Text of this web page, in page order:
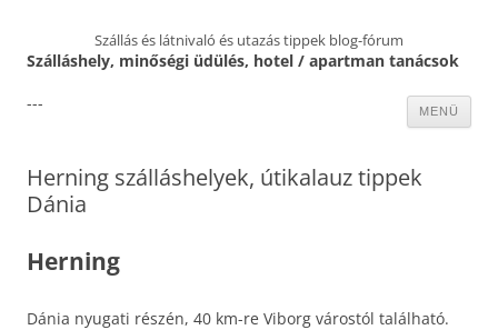
Szállás és látnivaló és utazás tippek blog-fórum
Szálláshely, minőségi üdülés, hotel / apartman tanácsok
MENÜ
---
Herning szálláshelyek, útikalauz tippek
Dánia
Herning
Dánia nyugati részén, 40 km-re Viborg várostól található.